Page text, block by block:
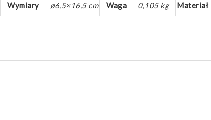
Wymiary ø6,5×16,5 cm Waga 0,105 kg Materiał